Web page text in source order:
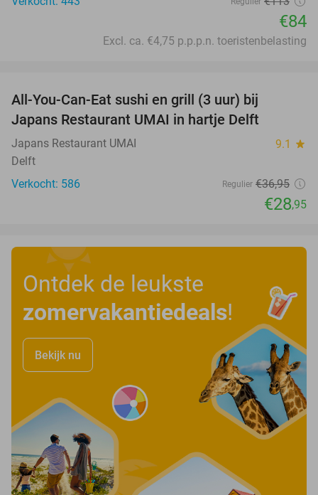
€84
Excl. ca. €4,75 p.p.p.n. toeristenbelasting
All-You-Can-Eat sushi en grill (3 uur) bij
Japans Restaurant UMAI in hartje Delft
Japans Restaurant UMAI 9.1 star
Delft
Verkocht: 586
Regulier €36,95
€28,95
Ontdek de leukste
zomervakantiedeals!
Bekijk nu